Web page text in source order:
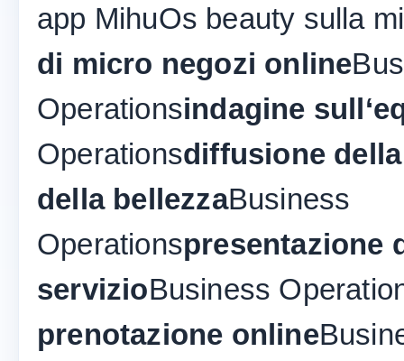
app MihuOs beauty sulla
di micro negozi online
Operationsindagine
Operationsdiffusione
della bellezzaBusiness
Operationspresentazione
servizioBusiness
prenotazione online